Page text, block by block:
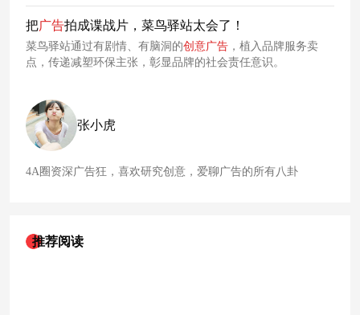
把广告拍成谍战片，菜鸟驿站太会了！
菜鸟驿站通过有剧情、有脑洞的创意广告 ，植入品牌服务卖
点，传递减塑环保主张，彰显品牌的社会责任意识。
张小虎
4A圈资深广告狂，喜欢研究创意，爱聊广告的所有八卦
推荐阅读